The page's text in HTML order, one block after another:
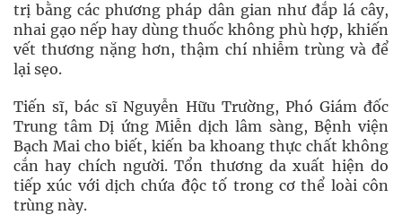
trị bằng các phương pháp dân gian như đắp lá cây,
nhai gạo nếp hay dùng thuốc không phù hợp, khiến
vết thương nặng hơn, thậm chí nhiễm trùng và để
lại sẹo.
Tiến sĩ, bác sĩ Nguyễn Hữu Trường, Phó Giám đốc
Trung tâm Dị ứng Miễn dịch lâm sàng, Bệnh viện
Bạch Mai cho biết, kiến ba khoang thực chất không
cắn hay chích người. Tổn thương da xuất hiện do
tiếp xúc với dịch chứa độc tố trong cơ thể loài côn
trùng này.